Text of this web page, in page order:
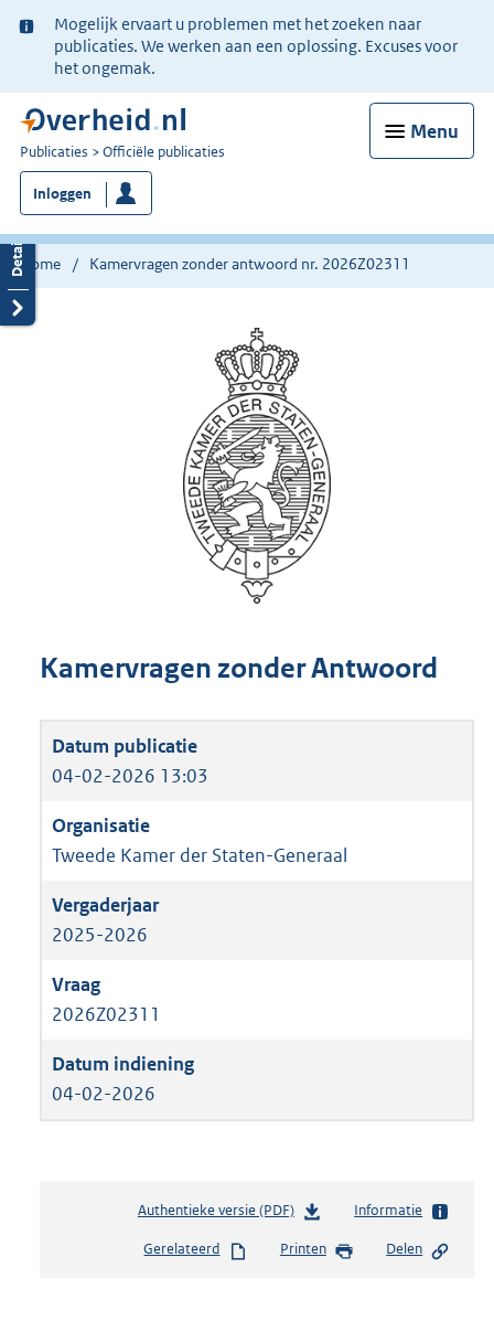
Ter
informatie:
Mogelijk ervaart u problemen met het zoeken naar
publicaties. We werken aan een oplossing. Excuses voor
het ongemak.
Menu
U
bent
nu
hier:
Publicaties Officiële publicaties
Inloggen
Home Kamervragen zonder antwoord nr. 2026Z02311
Kamervragen zonder Antwoord
04-02-2026 13:03
Tweede Kamer der Staten-Generaal
2025-2026
2026Z02311
04-02-2026
Authentieke versie (PDF)b
s
Informatie
Gerelateerd Printen Delen